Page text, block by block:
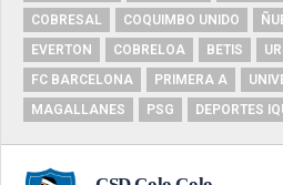
COBRESAL
COQUIMBO UNIDO
EVERTON
COBRELOA BETIS
FC BARCELONA
PRIMERA A
MAGALLANES
PSG DEPORTES